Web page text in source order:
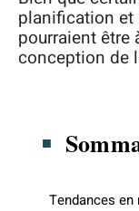
planification et
pourraient être
conception de
Tendances